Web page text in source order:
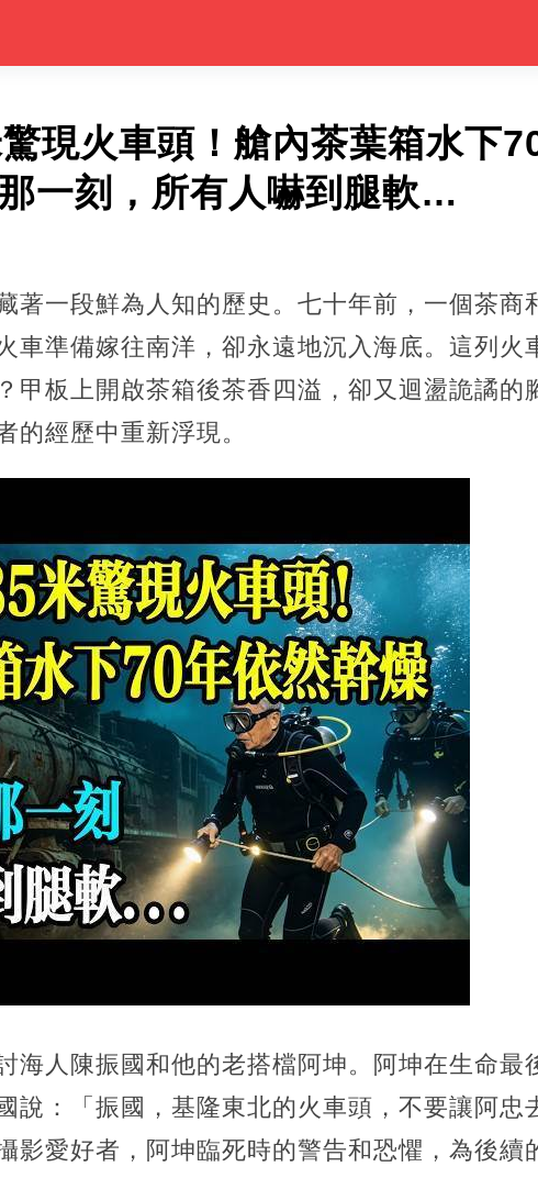
現火車頭！艙內茶葉箱水下
一刻，所有人嚇到腿軟…
著一段鮮為人知的歷史。七十年前，一個茶商
車準備嫁往南洋，卻永遠地沉入海底。這列火
甲板上開啟茶箱後茶香四溢，卻又迴盪詭譎的
的經歷中重新浮現。
海人陳振國和他的老搭檔阿坤。阿坤在生命最
說：「振國，基隆東北的火車頭，不要讓阿忠
影愛好者，阿坤臨死時的警告和恐懼，為後續